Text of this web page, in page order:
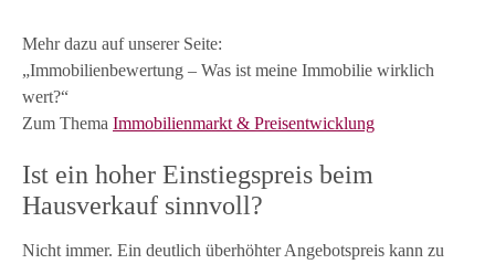
Mehr dazu auf unserer Seite:
„Immobilienbewertung – Was ist meine Immobilie wirklich
wert?“
Zum Thema Immobilienmarkt & Preisentwicklung
Ist ein hoher Einstiegspreis beim
Hausverkauf sinnvoll?
Nicht immer. Ein deutlich überhöhter Angebotspreis kann zu